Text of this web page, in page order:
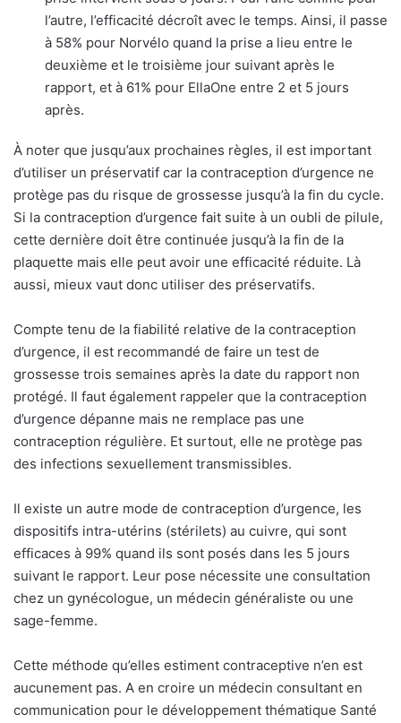
l’autre, l’efficacité décroît avec le temps. Ainsi, il passe
à 58% pour Norvélo quand la prise a lieu entre le
deuxième et le troisième jour suivant après le
rapport, et à 61% pour EllaOne entre 2 et 5 jours
après.
À noter que jusqu’aux prochaines règles, il est important
d’utiliser un préservatif car la contraception d’urgence ne
protège pas du risque de grossesse jusqu’à la fin du cycle.
Si la contraception d’urgence fait suite à un oubli de pilule,
cette dernière doit être continuée jusqu’à la fin de la
plaquette mais elle peut avoir une efficacité réduite. Là
aussi, mieux vaut donc utiliser des préservatifs.
Compte tenu de la fiabilité relative de la contraception
d’urgence, il est recommandé de faire un test de
grossesse trois semaines après la date du rapport non
protégé. Il faut également rappeler que la contraception
d’urgence dépanne mais ne remplace pas une
contraception régulière. Et surtout, elle ne protège pas
des infections sexuellement transmissibles.
Il existe un autre mode de contraception d’urgence, les
dispositifs intra-utérins (stérilets) au cuivre, qui sont
efficaces à 99% quand ils sont posés dans les 5 jours
suivant le rapport. Leur pose nécessite une consultation
chez un gynécologue, un médecin généraliste ou une
sage-femme.
Cette méthode qu’elles estiment contraceptive n’en est
aucunement pas. A en croire un médecin consultant en
communication pour le développement thématique Santé